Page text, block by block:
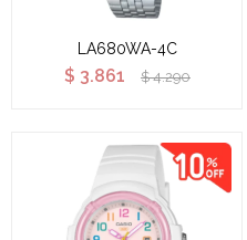
LA680WA-4C
$ 3.861 $ 4.290